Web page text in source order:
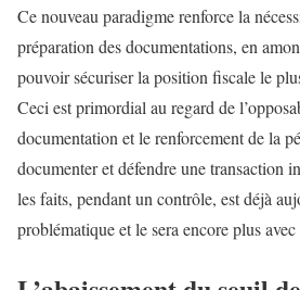
Ce nouveau paradigme renforce la
préparation des documentations, en
pouvoir sécuriser la position fiscale le
Ceci est primordial au regard de
documentation et le renforcement de la
documenter et défendre une transaction
les faits, pendant un contrôle, est déjà
problématique et le sera encore plus